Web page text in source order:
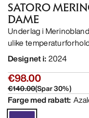
SATORO
DAME
Underlag i
ulike
Designet i: 2024
€98.00
€140.00(Spar30%)
Farge med rabatt: